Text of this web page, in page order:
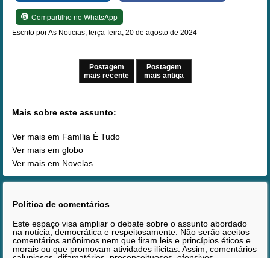
Compartilhe no WhatsApp
Escrito por As Noticias, terça-feira, 20 de agosto de 2024
Postagem
mais recente
Postagem
mais antiga
Mais sobre este assunto:
Ver mais em Família É Tudo
Ver mais em globo
Ver mais em Novelas
Política de comentários
Este espaço visa ampliar o debate sobre o assunto abordado
na notícia, democrática e respeitosamente. Não serão aceitos
comentários anônimos nem que firam leis e princípios éticos e
morais ou que promovam atividades ilícitas. Assim, comentários